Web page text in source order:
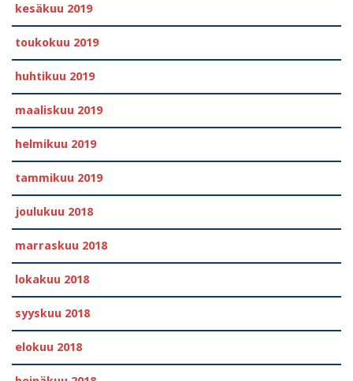
kesäkuu 2019
toukokuu 2019
huhtikuu 2019
maaliskuu 2019
helmikuu 2019
tammikuu 2019
joulukuu 2018
marraskuu 2018
lokakuu 2018
syyskuu 2018
elokuu 2018